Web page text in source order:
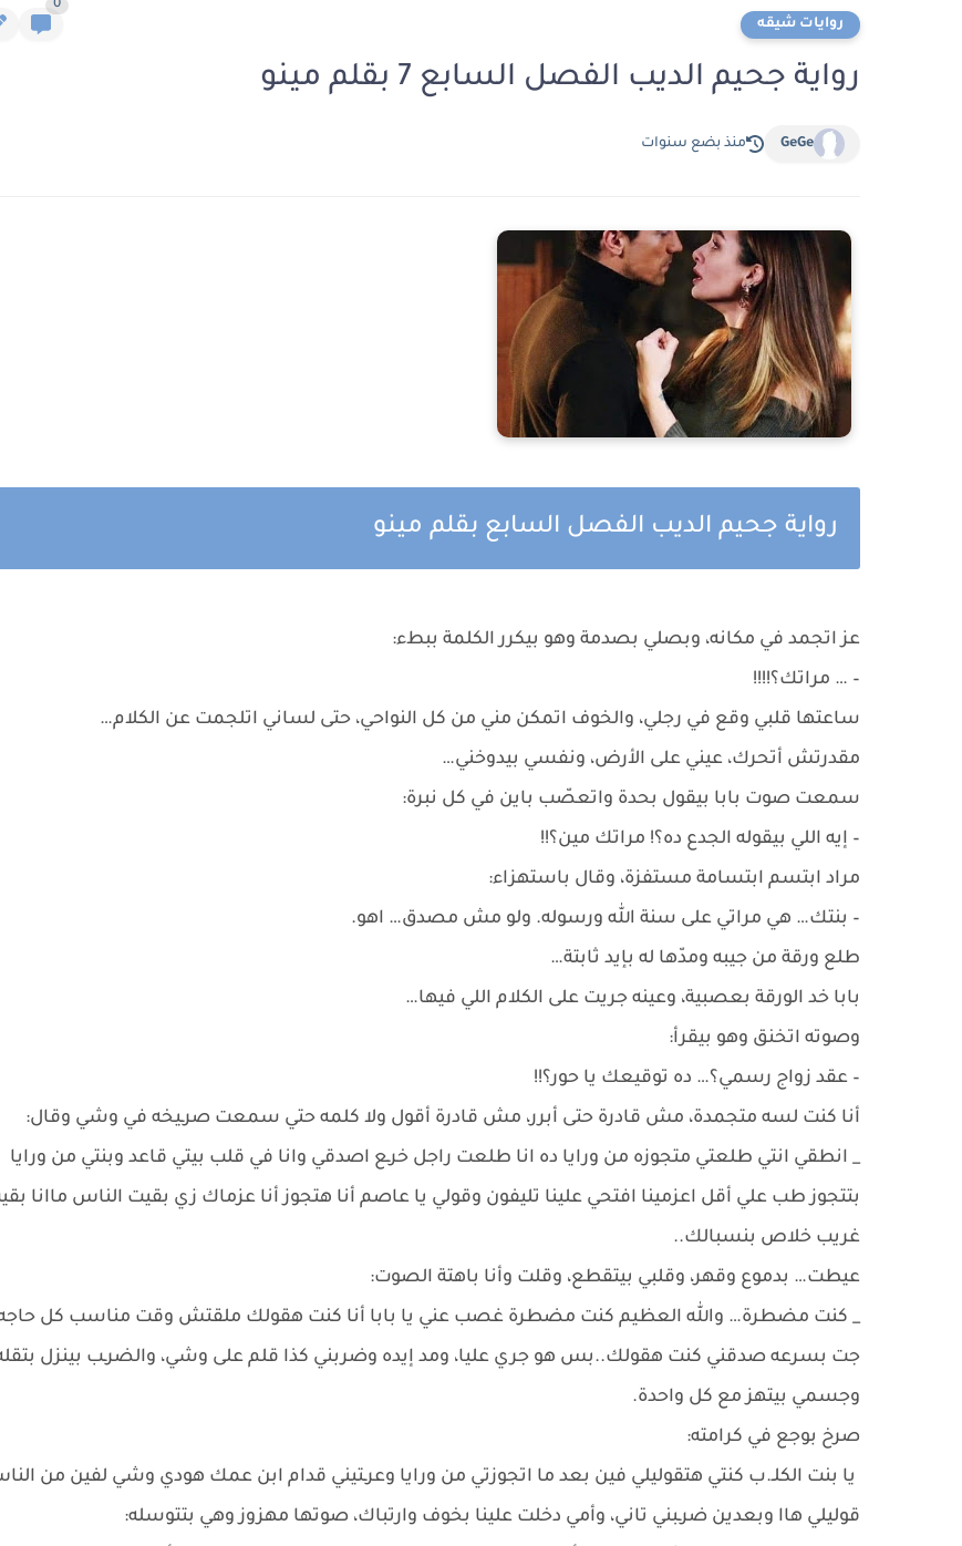
روايات شيقه
0
رواية جحيم الديب الفصل السابع 7 بقلم مينو
GeGe منذ بضع سنوات
رواية جحيم الديب الفصل السابع بقلم مينو
عز اتجمد في مكانه، وبصلي بصدمة وهو بيكرر الكلمة ببطء:
– … مراتك؟!!!!
ساعتها قلبي وقع في رجلي، والخوف اتمكن مني من كل النواحي، حتى لساني اتلجمت عن الكلام…
مقدرتش أتحرك، عيني على الأرض، ونفسي بيدوخني…
سمعت صوت بابا بيقول بحدة واتعصّب باين في كل نبرة:
– إيه اللي بيقوله الجدع ده؟! مراتك مين؟!!
مراد ابتسم ابتسامة مستفزة، وقال باستهزاء:
– بنتك… هي مراتي على سنة الله ورسوله. ولو مش مصدق… اهو.
طلع ورقة من جيبه ومدّها له بإيد ثابتة…
بابا خد الورقة بعصبية، وعينه جريت على الكلام اللي فيها…
وصوته اتخنق وهو بيقرأ:
– عقد زواج رسمي؟… ده توقيعك يا حور؟!!
أنا كنت لسه متجمدة، مش قادرة حتى أبرر، مش قادرة أقول ولا كلمه حتي سمعت صرـيخه في وشي وقال:
_ انطقي انتي طلعتي متجوزه من ورايا ده انا طلعت راجل خرـع اصدقي وانا في قلب بيتي قاعد وبنتي من ورايا
بتتجوز طب علي أقل اعزمينا افتحي علينا تليفون وقولي يا عاصم أنا هتجوز أنا عزماك زي بقيت الناس ماانا
غريب خلاص بنسبالك..
عيطت… بدموع وقهر، وقلبي بيتقطع، وقلت وأنا باهتة الصوت:
_ كنت مضطرة… والله العظيم كنت مضطرة غصب عني يا بابا أنا كنت هقولك ملقتش وقت مناسب كل
جت بسرعه صدقني كنت هقولك..بس هو جري عليا، ومد إيده وضربني كذا قلم على وشي، والضرـب بينزل
وجسمي بيتهز مع كل واحدة.
صرخ بوجع في كرامته:
يا بنت الكلـ.ب كنتي هتقوليلي فين بعد ما اتجوزتي من ورايا وعرـتيني قدام ابن عمك هودي وشي لفين من
قوليلي هاا وبعدين ضرـبني تاني، وأمي دخلت علينا بخوف وارتباك، صوتها مهزوز وهي بتتوسله: